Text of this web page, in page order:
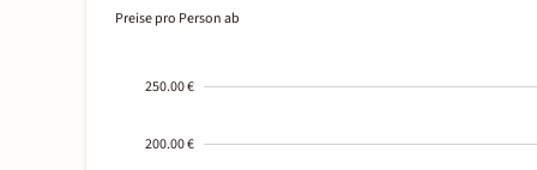
Preise pro Person ab
250.00 €
200.00 €